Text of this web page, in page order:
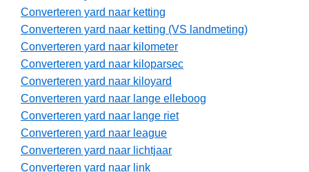
Converteren yard naar ketting
Converteren yard naar ketting (VS landmeting)
Converteren yard naar kilometer
Converteren yard naar kiloparsec
Converteren yard naar kiloyard
Converteren yard naar lange elleboog
Converteren yard naar lange riet
Converteren yard naar league
Converteren yard naar lichtjaar
Converteren yard naar link